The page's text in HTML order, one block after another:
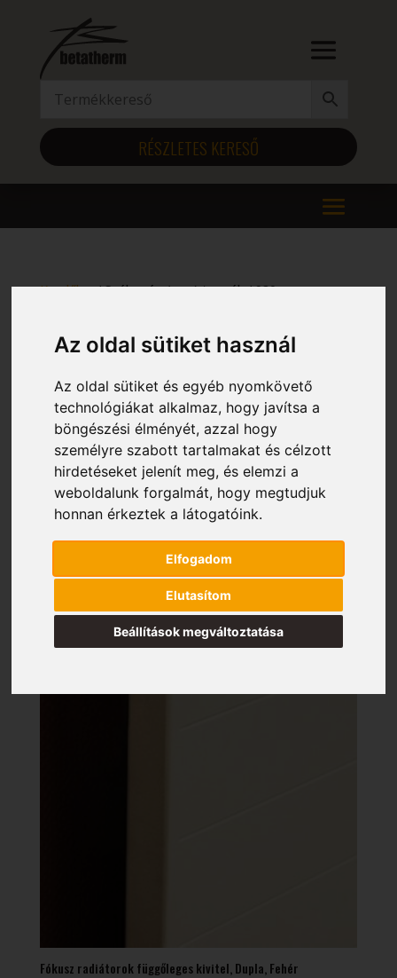
Az oldal sütiket használ
Az oldal sütiket és egyéb nyomkövető
technológiákat alkalmaz, hogy javítsa a
böngészési élményét, azzal hogy
személyre szabott tartalmakat és célzott
hirdetéseket jelenít meg, és elemzi a
weboldalunk forgalmát, hogy megtudjuk
honnan érkeztek a látogatóink.
Elfogadom
Elutasítom
Beállítások megváltoztatása
RÉSZLETES KERESŐ
Kezdőlap/ Szélesség (mm) termék / 980
980
Mind a(z) 12 találat megjelenítve
Fókusz radiátorok függőleges kivitel, Dupla, Fehér